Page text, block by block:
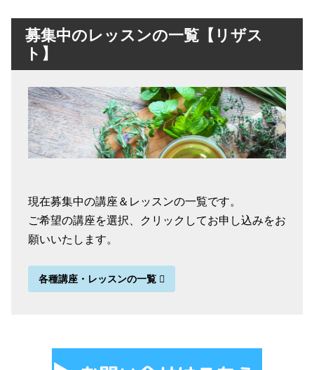
募集中のレッスンの一覧【リザス
ト】
現在募集中の講座＆レッスンの一覧です。
ご希望の講座を選択、クリックしてお申し込みをお
願いいたします。
各種講座・レッスンの一覧